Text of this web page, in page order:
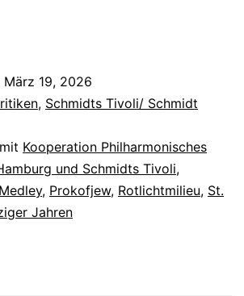
März 19, 2026
, Schmidts Tivoli/ Schmidt
Kooperation Philharmonisches
und Schmidts Tivoli,
, Prokofjew, Rotlichtmilieu, St.
Jahren